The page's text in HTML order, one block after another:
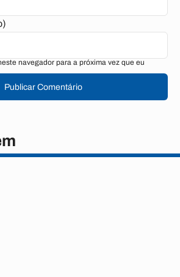
navegador para a próxima vez que eu
Publicar Comentário